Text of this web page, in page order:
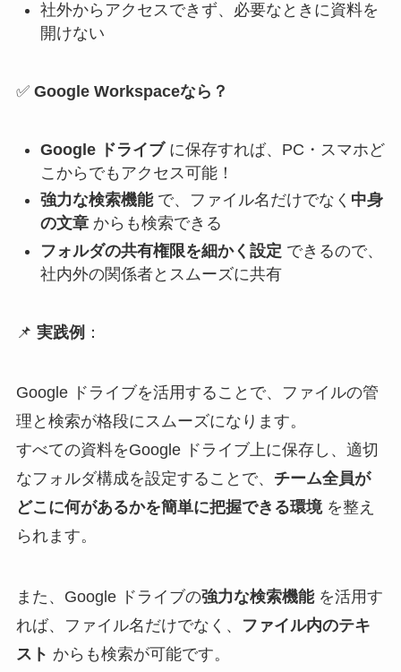
社外からアクセスできず、必要なときに資料を
開けない
✅ Google Workspaceなら？
Google ドライブに保存すれば、PC・スマホど
こからでもアクセス可能！
強力な検索機能で、ファイル名だけでなく 中身
の文章からも検索できる
フォルダの共有権限を細かく設定 できるので、
社内外の関係者とスムーズに共有
📌 実践例 ：
Google ドライブを活用することで、ファイルの管
理と検索が格段にスムーズになります。
すべての資料をGoogle ドライブ上に保存し、適切
なフォルダ構成を設定することで、 チーム全員が
どこに何があるかを簡単に把握できる環境を整え
られます。
また、Google ドライブの強力な検索機能を活用す
れば、ファイル名だけでなく、
ファイル内のテキ
スト からも検索が可能です。